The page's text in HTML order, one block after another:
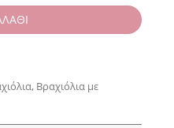
, Βραχιόλια με